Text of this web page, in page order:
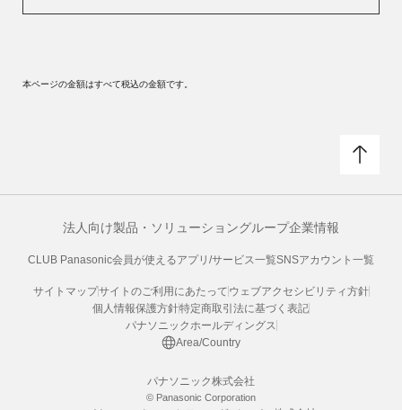
本ページの金額はすべて税込の金額です。
法人向け製品・ソリューショングループ企業情報
CLUB Panasonic会員が使えるアプリ/サービス一覧SNSアカウント一覧
サイトマップサイトのご利用にあたって ウェブアクセシビリティ方針
個人情報保護方針特定商取引法に基づく表記
パナソニックホールディングス
Area/Country
パナソニック株式会社
© Panasonic Corporation